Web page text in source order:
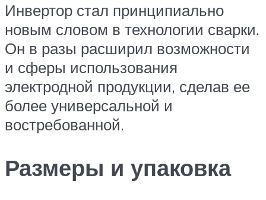
Инвертор стал принципиально
новым словом в технологии сварки.
Он в разы расширил возможности
и сферы использования
электродной продукции, сделав ее
более универсальной и
востребованной.
Размеры и упаковка